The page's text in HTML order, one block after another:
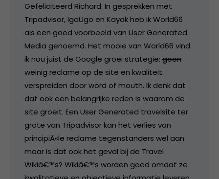
Gefeliciteerd Richard. In gesprekken met
Tripadvisor, IgoUgo en Kayak heb ik World66
als een goed voorbeeld van User Generated
Media genoemd. Het mooie van World66 vind
ik nou juist de Google groei strategie: geen
weinig reclame op de site en kwaliteit
verspreiden door word of mouth. Ik denk dat
dat ook een belangrijke reden is waarom de
site groeit. Een User Generated travelsite ter
grote van Tripadvisor kan het verlies van
principiÃ«le reclame tegenstanders wel aan
maar is dat ook het geval bij de Travel
Wikiâ€™s? Wikiâ€™s worden goed omdat ze